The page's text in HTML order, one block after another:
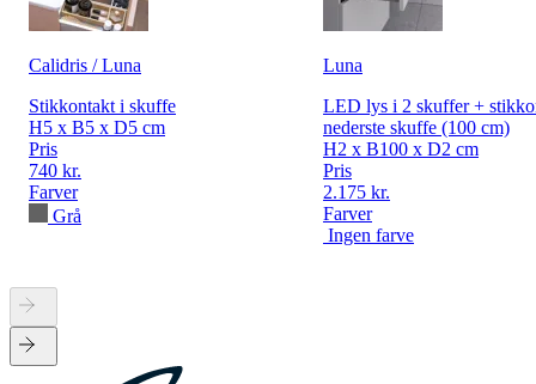
Calidris / Luna
Stikkontakt i skuffe
H5 x B5 x D5 cm
Pris
740 kr.
Farver
Grå
Luna
LED lys i 2 skuffer +
nederste skuffe (100 cm)
H2 x B100 x D2 cm
Pris
2.175 kr.
Farver
Ingen farve